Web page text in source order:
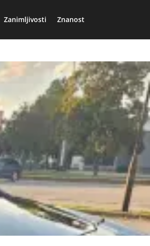
Zanimljivosti Znanost